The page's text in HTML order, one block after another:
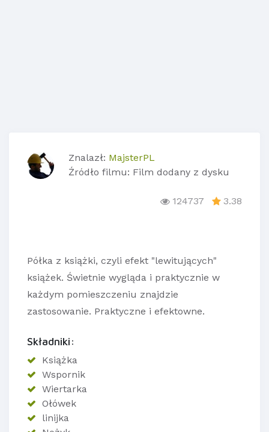
Znalazł: MajsterPL
Źródło filmu: Film dodany z dysku
124737 3.38
Półka z książki, czyli efekt "lewitujących"
książek. Świetnie wygląda i praktycznie w
każdym pomieszczeniu znajdzie
zastosowanie. Praktyczne i efektowne.
Składniki:
Książka
Wspornik
Wiertarka
Ołówek
linijka